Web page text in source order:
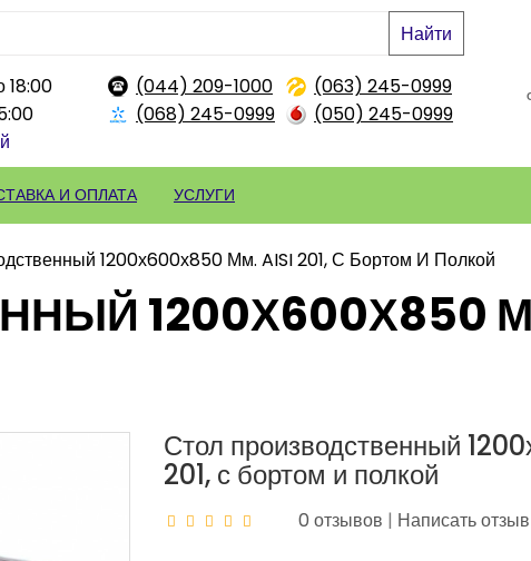
Найти
18:00
(044) 209-1000
(063) 245-0999
(068) 245-0999
(050) 245-0999
И ОПЛАТА УСЛУГИ
1200х600х850 Мм. AISI 201, С Бортом И Полкой
1200Х600Х850
Стол производственный
201, с бортом и полкой
0 отзывов | Написать отзыв